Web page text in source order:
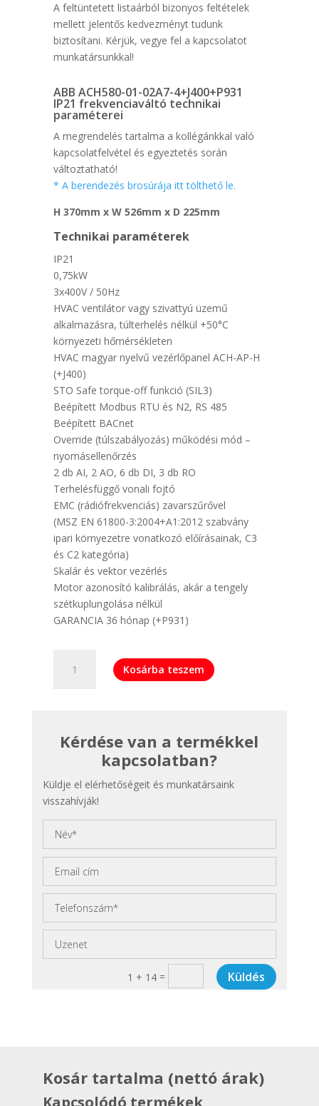
A feltüntetett listaárból bizonyos feltételek
mellett jelentős kedvezményt tudunk
biztosítani. Kérjük, vegye fel a kapcsolatot
munkatársunkkal!
ABB ACH580-01-02A7-4+J400+P931
IP21 frekvenciaváltó technikai
paraméterei
A megrendelés tartalma a kollégánkkal való
kapcsolatfelvétel és egyeztetés során
változtatható!
* A berendezés brosúrája itt tölthető le.
H 370mm x W 526mm x D 225mm
Technikai paraméterek
IP21
0,75kW
3x400V / 50Hz
HVAC ventilátor vagy szivattyú üzemű
alkalmazásra, túlterhelés nélkül +50°C
környezeti hőmérsékleten
HVAC magyar nyelvű vezérlőpanel ACH-AP-H
(+J400)
STO Safe torque-off funkció (SIL3)
Beépített Modbus RTU és N2, RS 485
Beépített BACnet
Override (túlszabályozás) működési mód –
nyomásellenőrzés
2 db AI, 2 AO, 6 db DI, 3 db RO
Terhelésfüggő vonali fojtó
EMC (rádiófrekvenciás) zavarszűrővel
(MSZ EN 61800-3:2004+A1:2012 szabvány
ipari környezetre vonatkozó előírásainak, C3
és C2 kategória)
Skalár és vektor vezérlés
Motor azonosító kalibrálás, akár a tengely
szétkuplungolása nélkül
GARANCIA 36 hónap (+P931)
ACH580-
IP21
frekvenciaváltó
Kosárba teszem
Kérdése van a termékkel
kapcsolatban?
Küldje el elérhetőségeit és munkatársaink
visszahívják!
1 + 14 = Küldés
Kosár tartalma (nettó árak)